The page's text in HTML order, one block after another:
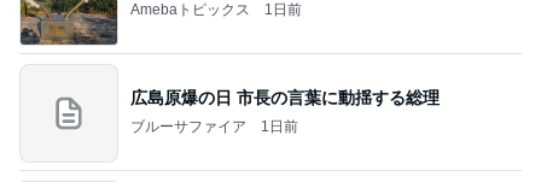
Amebaトピックス 1日前
広島原爆の日 市長の言葉に動揺する総理
ブルーサファイア 1日前